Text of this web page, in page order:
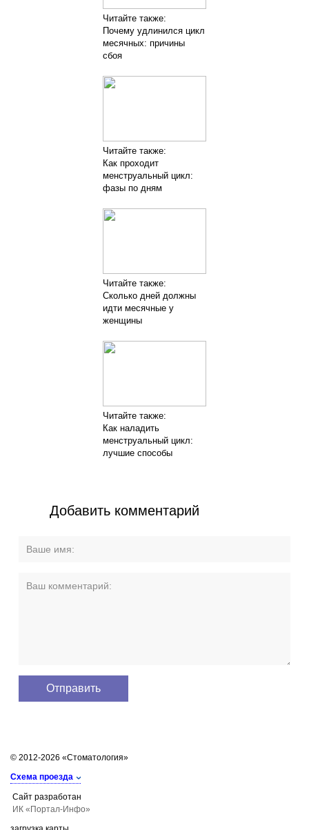
Читайте также:
Почему удлинился цикл
месячных: причины
сбоя
Читайте также:
Как проходит
менструальный цикл:
фазы по дням
Читайте также:
Сколько дней должны
идти месячные у
женщины
Читайте также:
Как наладить
менструальный цикл:
лучшие способы
Добавить комментарий
© 2012-2026 «Стоматология»
Схема проезда
Сайт разработан
ИК «Портал-Инфо»